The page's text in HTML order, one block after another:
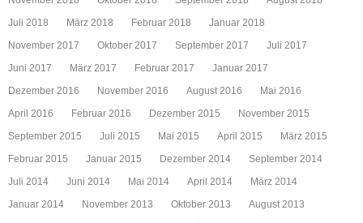
Juli 2018
März 2018 Februar 2018
Januar 2018
November 2017
Oktober 2017 September 2017
Juli 2017
Juni 2017
März 2017 Februar 2017
Januar 2017
Dezember 2016
November 2016 August 2016
Mai 2016
April 2016
Februar 2016 Dezember 2015
November 2015
September 2015
Juli 2015 Mai 2015 April 2015
März 2015
Februar 2015
Januar 2015 Dezember 2014
September 2014
Juli 2014
Juni 2014 Mai 2014 April 2014
März 2014
Januar 2014
November 2013 Oktober 2013
August 2013